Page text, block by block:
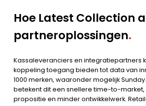
Hoe Latest Collection
partneroplossingen.
Kassaleveranciers en integratiepartners
koppeling toegang bieden tot data van
1000 merken, waaronder mogelijk
betekent dit een snellere time-to-market,
propositie en minder ontwikkelwerk.